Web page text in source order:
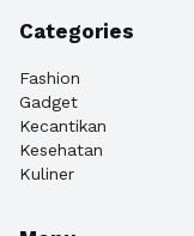
Categories
Fashion
Gadget
Kecantikan
Kesehatan
Kuliner